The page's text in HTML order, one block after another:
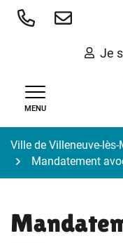
Aller
Je
MENU
Ville de Villeneuve-
Mandatement